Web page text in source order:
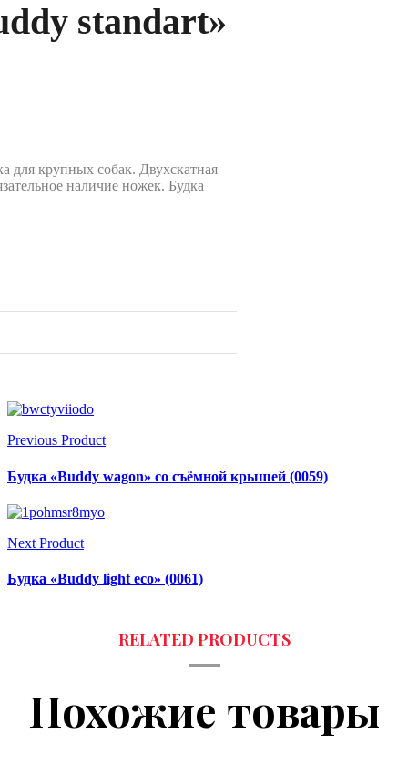
standart»
для крупных собак. Двухскатная
наличие ножек. Будка
Previous Product
Будка «Buddy wagon» со съёмной крышей (0059)
Next Product
Будка «Buddy light eco» (0061)
Похожие товары